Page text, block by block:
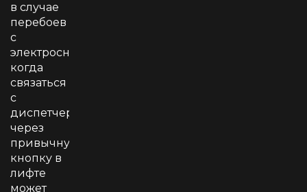
в случае
перебоев
с
электроснабжением,
когда
связаться
с
диспетчером
через
привычную
кнопку в
лифте
может